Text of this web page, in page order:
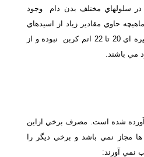
سلولهاي مختلف بدن دام وجود
حاوي مقادير زياد از اسيدهاي
چرب غير اشباع به طول زنجيره اي 20 تا 22 اتم كربن نبوده و از
مي باشند.
آورده شده است. مصرف برخي ازاين
مجاز نمي باشد و برخي ديگر را
نمي آورند: